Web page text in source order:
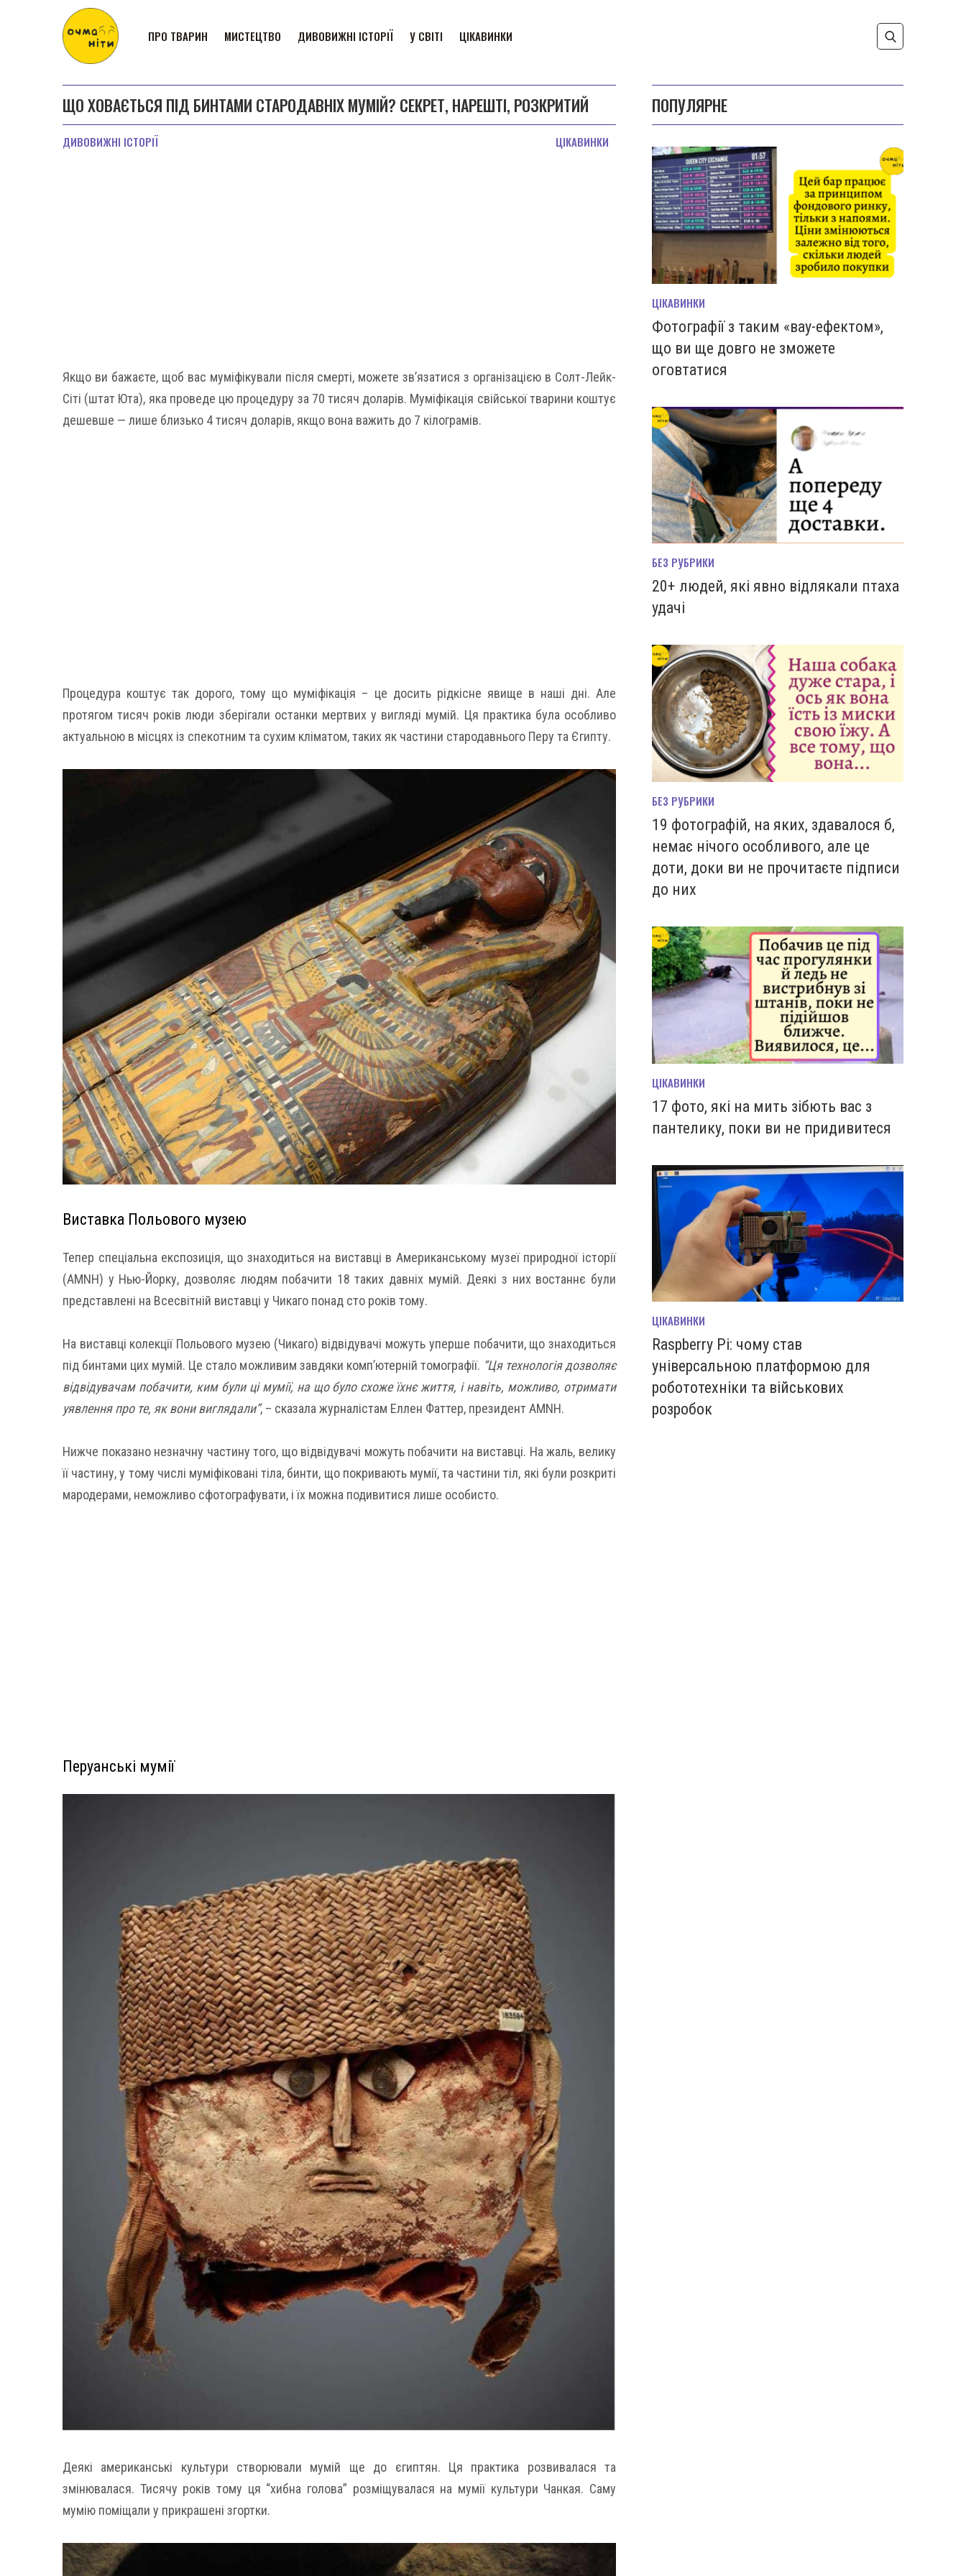
ПРО ТВАРИН МИСТЕЦТВО ДИВОВИЖНІ ІСТОРІЇ У СВІТІ ЦІКАВИНКИ
ЩО ХОВАЄТЬСЯ ПІД БИНТАМИ СТАРОДАВНІХ МУМІЙ? СЕКРЕТ, НАРЕШТІ, РОЗКРИТИЙ
ДИВОВИЖНІ ІСТОРІЇ ЦІКАВИНКИ
Якщо ви бажаєте, щоб вас муміфікували після смерті, можете зв’язатися з організацією в Солт-Лейк-
Сіті (штат Юта), яка проведе цю процедуру за 70 тисяч доларів. Муміфікація свійської тварини коштує
дешевше — лише близько 4 тисяч доларів, якщо вона важить до 7 кілограмів.
Процедура коштує так дорого, тому що муміфікація – це досить рідкісне явище в наші дні. Але
протягом тисяч років люди зберігали останки мертвих у вигляді мумій. Ця практика була особливо
актуальною в місцях із спекотним та сухим кліматом, таких як частини стародавнього Перу та Єгипту.
Виставка Польового музею
Тепер спеціальна експозиція, що знаходиться на виставці в Американському музеї природної історії
(AMNH) у Нью-Йорку, дозволяє людям побачити 18 таких давніх мумій. Деякі з них востаннє були
представлені на Всесвітній виставці у Чикаго понад сто років тому.
На виставці колекції Польового музею (Чикаго) відвідувачі можуть уперше побачити, що знаходиться
під бинтами цих мумій. Це стало можливим завдяки комп’ютерній томографії. “Ця технологія дозволяє
відвідувачам побачити, ким були ці мумії, на що було схоже їхнє життя, і навіть, можливо, отримати
уявлення про те, як вони виглядали”, – сказала журналістам Еллен Фаттер, президент AMNH.
Нижче показано незначну частину того, що відвідувачі можуть побачити на виставці. На жаль, велику
її частину, у тому числі муміфіковані тіла, бинти, що покривають мумії, та частини тіл, які були розкриті
мародерами, неможливо сфотографувати, і їх можна подивитися лише особисто.
Перуанські мумії
Деякі американські культури створювали мумій ще до єгиптян. Ця практика розвивалася та
змінювалася. Тисячу років тому ця “хибна голова” розміщувалася на мумії культури Чанкая. Саму
мумію поміщали у прикрашені згортки.
ПОПУЛЯРНЕ
ЦІКАВИНКИ
Фотографії з таким «вау-ефектом»,
що ви ще довго не зможете
оговтатися
БЕЗ РУБРИКИ
20+ людей, які явно відлякали птаха
удачі
БЕЗ РУБРИКИ
19 фотографій, на яких, здавалося б,
немає нічого особливого, але це
доти, доки ви не прочитаєте підписи
до них
ЦІКАВИНКИ
17 фото, які на мить зiбють вас з
пантелику, поки ви не придивитеся
ЦІКАВИНКИ
Raspberry Pi: чому став
універсальною платформою для
робототехніки та військових
розробок